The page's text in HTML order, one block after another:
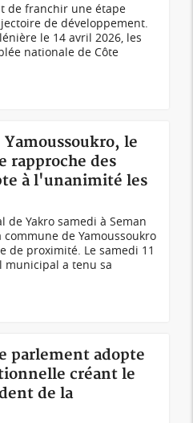
de franchir une étape
de développement.
le 14 avril 2026, les
nationale de Côte
le
rapproche des
à l'unanimité les
de Yakro samedi à Seman
commune de Yamoussoukro
de proximité. Le samedi 11
municipal a tenu sa
parlement adopte
créant le
de la